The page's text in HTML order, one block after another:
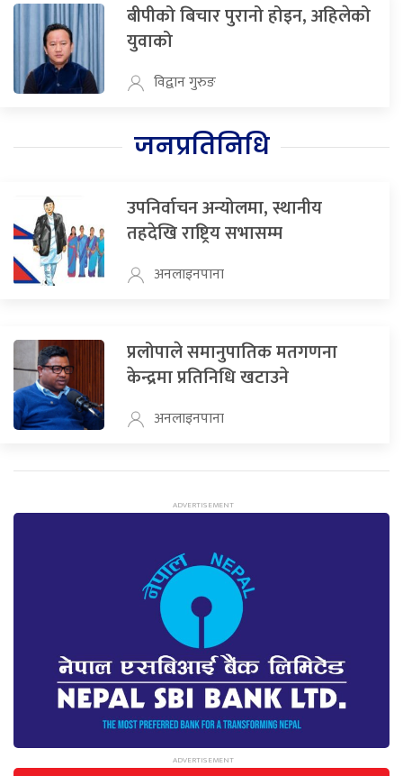
बीपीको बिचार पुरानो होइन, अहिलेको
युवाको
विद्वान गुरुङ
जनप्रतिनिधि
उपनिर्वाचन अन्योलमा, स्थानीय
तहदेखि राष्ट्रिय सभासम्म
अनलाइनपाना
प्रलोपाले समानुपातिक मतगणना
केन्द्रमा प्रतिनिधि खटाउने
अनलाइनपाना